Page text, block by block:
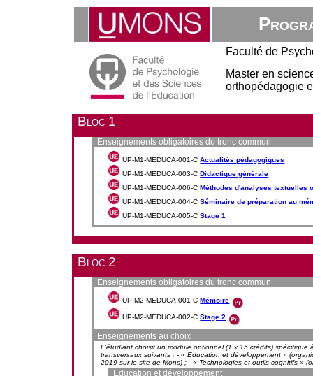
Faculté de
Master en
orthopédagogie
Bloc 1
Enseignements obligatoires du tronc commun
UP-M1-MEDUCA-001-CActualités pédagogiques
UP-M1-MEDUCA-003-CDidactique générale
UP-M1-MEDUCA-006-CMéthodes d'analyses textuelles
UP-M1-MEDUCA-004-CSéminaire de préparation au
UP-M1-MEDUCA-005-CStage 1
Bloc 2
Enseignements obligatoires du tronc commun
UP-M2-MEDUCA-001-CMémoire
UP-M2-MEDUCA-002-CStage 2
Enseignements au choix
L'étudiant choisit un module optionnel (1 x 15 crédits)
transversaux suivants : - « Education et développement »
2019 sur le site de Mons) ; - « Technologies et outils cognitifs »
Education et développement